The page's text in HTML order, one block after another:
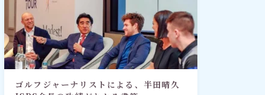
「深見東州直伝！ 願いが叶う祈
り方教室・入門篇」
ゴルフジャーナリストによる、半田晴久